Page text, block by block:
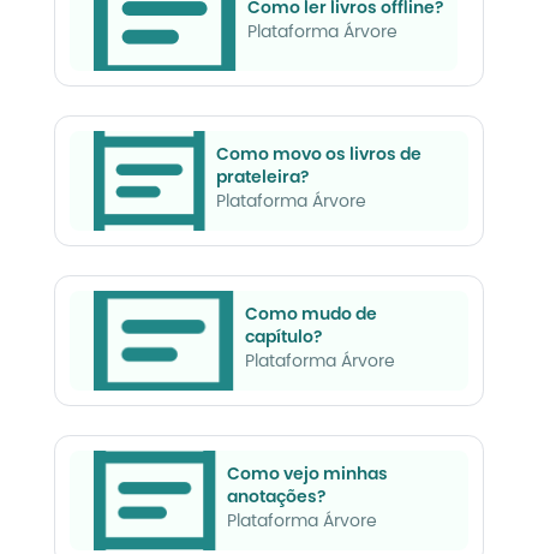
Como ler livros offline?
Plataforma Árvore
Como movo os livros de
prateleira?
Plataforma Árvore
Como mudo de
capítulo?
Plataforma Árvore
Como vejo minhas
anotações?
Plataforma Árvore